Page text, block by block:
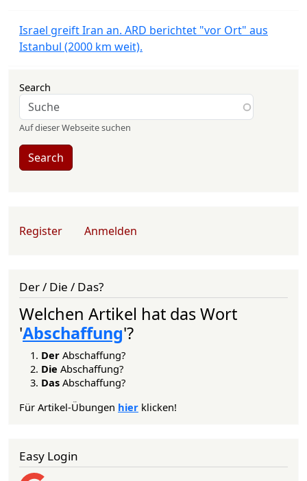
Israel greift Iran an. ARD berichtet "vor Ort" aus
Istanbul (2000 km weit).
Search
Auf dieser Webseite suchen
Search
User account menu
Register Anmelden
Der / Die / Das?
Welchen Artikel hat das Wort
'Abschaffung'?
Der Abschaffung?
Die Abschaffung?
Das Abschaffung?
Für Artikel-Übungen hier klicken!
Easy Login